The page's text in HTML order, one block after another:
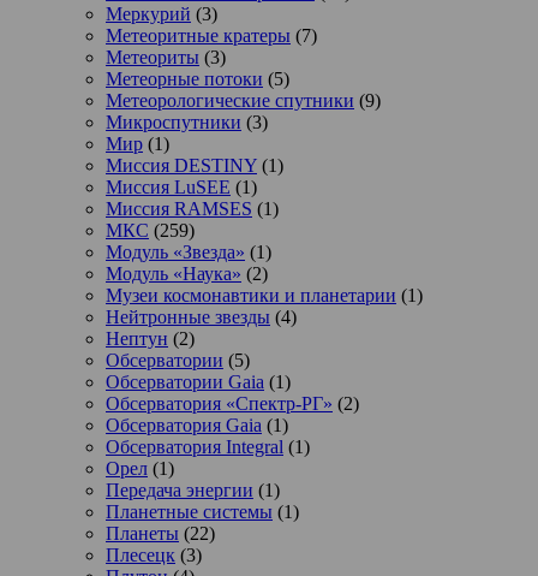
Меркурий (3)
Метеоритные кратеры (7)
Метеориты (3)
Метеорные потоки (5)
Метеорологические спутники (9)
Микроспутники (3)
Мир (1)
Миссия DESTINY (1)
Миссия LuSEE (1)
Миссия RAMSES (1)
МКС (259)
Модуль «Звезда» (1)
Модуль «Наука» (2)
Музеи космонавтики и планетарии (1)
Нейтронные звезды (4)
Нептун (2)
Обсерватории (5)
Обсерватории Gaia (1)
Обсерватория «Спектр-РГ» (2)
Обсерватория Gaia (1)
Обсерватория Integral (1)
Орел (1)
Передача энергии (1)
Планетные системы (1)
Планеты (22)
Плесецк (3)